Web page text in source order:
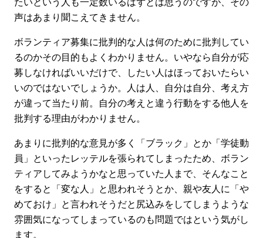
声はあまり聞こえてきません。
ボランティア募集に批判的な人は何のために批判してい
るのかその目的もよくわかりません。いやなら自分が応
募しなければいいだけで、したい人はほっておいたらい
いのではないでしょうか。人は人、自分は自分、考え方
が違って当たり前。自分の考えと違う行動をする他人を
批判する理由がわかりません。
あまりに批判的な意見が多く「ブラック」とか「学徒動
員」といったレッテルを張られてしまったため、ボラン
ティアしてみようかなと思っていた人まで、そんなこと
をすると「変な人」と思われそうとか、親や友人に「や
めておけ」と言われそうだと尻込みをしてしまうような
雰囲気になってしまっているのも問題ではという気がし
ます。